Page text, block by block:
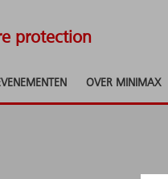
protection
OVER MINIMAX